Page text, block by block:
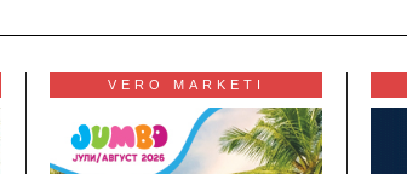
VERO MARKETI